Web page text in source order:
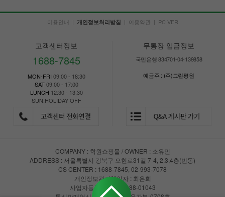
이용안내 | 개인정보처리방침 | 이용약관 | PC VER
고객센터정보
1688-7845
MON-FRI 09:00 - 18:30
SAT09:00 - 17:00
LUNCH 12:30 - 13:30
SUN.HOLIDAY OFF
무통장 입금정보
국민은행 834701-04-139858
예금주 : (주)그린평원
COMPANY : 학원쇼핑몰 / OWNER : 소유민
ADDRESS : 서울특별시 강북구 오현로31길 7-4, 2,3,4층(번동)
CS CENTER : 1688-7845, 02-993-7078
개인정보관리책임자 : 최은희
사업자등록번호 : 147-88-01043